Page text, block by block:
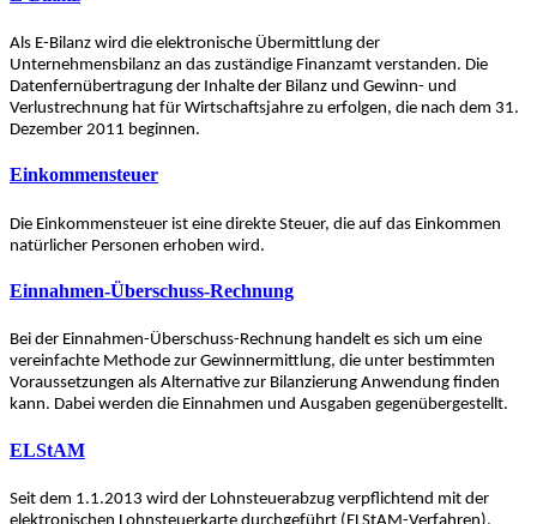
Als E-Bilanz wird die elektronische Übermittlung der
Unternehmensbilanz an das zuständige Finanzamt verstanden. Die
Datenfernübertragung der Inhalte der Bilanz und Gewinn- und
Verlustrechnung hat für Wirtschaftsjahre zu erfolgen, die nach dem 31.
Dezember 2011 beginnen.
Einkommensteuer
Die Einkommensteuer ist eine direkte Steuer, die auf das Einkommen
natürlicher Personen erhoben wird.
Einnahmen-Überschuss-Rechnung
Bei der Einnahmen-Überschuss-Rechnung handelt es sich um eine
vereinfachte Methode zur Gewinnermittlung, die unter bestimmten
Voraussetzungen als Alternative zur Bilanzierung Anwendung finden
kann. Dabei werden die Einnahmen und Ausgaben gegenübergestellt.
ELStAM
Seit dem 1.1.2013 wird der Lohnsteuerabzug verpflichtend mit der